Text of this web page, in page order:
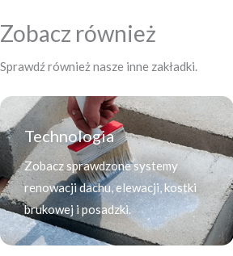
Zobacz również
Sprawdź również nasze inne zakładki.
Technologia
Zobacz sprawdzone systemy
renowacji dachu, elewacji, kostki
brukowej i posadzki.